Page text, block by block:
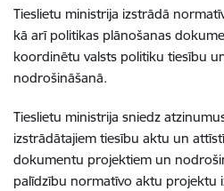
Tieslietu ministrija izstrādā
kā arī politikas plānošanas
koordinētu valsts politiku tiesību
nodrošināšanā.
Tieslietu ministrija sniedz
izstrādātajiem tiesību aktu un
dokumentu projektiem un
palīdzību normatīvo aktu projektu